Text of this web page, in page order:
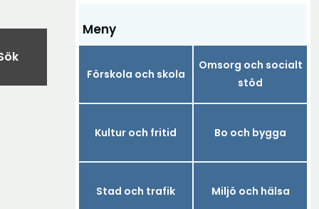
Meny
Förskola och skola
Omsorg och socialt
stöd
Kultur och fritid Bo och bygga
Stad och trafik Miljö och hälsa